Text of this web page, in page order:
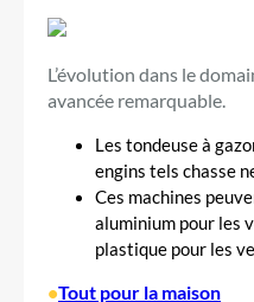
L’évolution dans le
avancée remarquable.
Les tondeuse à
engins tels chasse
Ces machines
aluminium pour les
plastique pour les
•Tout pour la maison